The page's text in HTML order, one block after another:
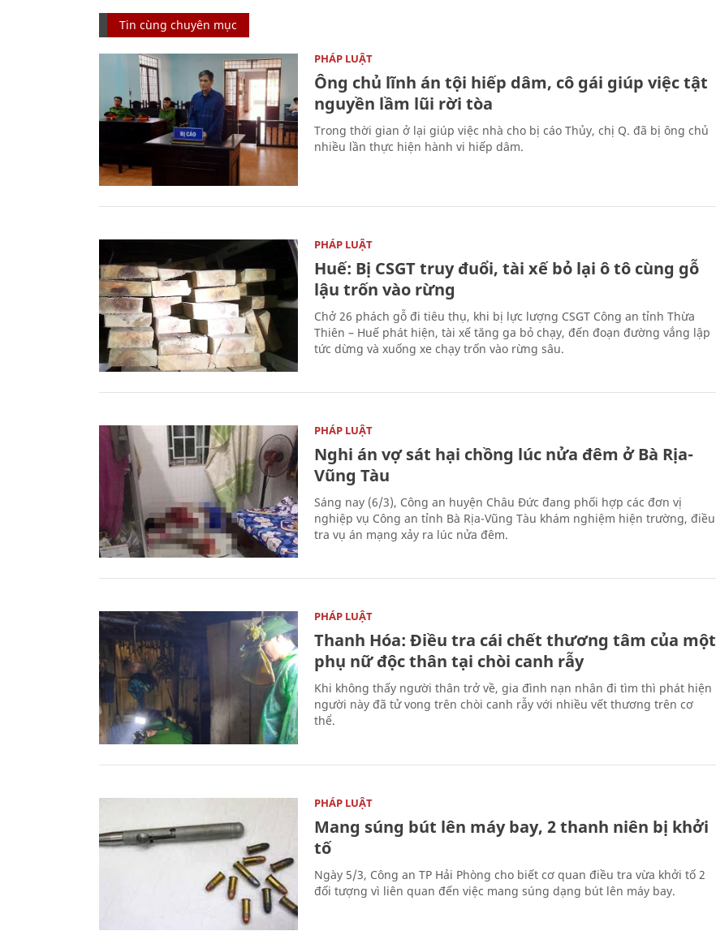
Tin cùng chuyên mục
PHÁP LUẬT
Ông chủ lĩnh án tội hiếp dâm, cô gái giúp việc tật
nguyền lầm lũi rời tòa
Trong thời gian ở lại giúp việc nhà cho bị cáo Thủy, chị Q. đã bị ông chủ
nhiều lần thực hiện hành vi hiếp dâm.
PHÁP LUẬT
Huế: Bị CSGT truy đuổi, tài xế bỏ lại ô tô cùng gỗ
lậu trốn vào rừng
Chở 26 phách gỗ đi tiêu thụ, khi bị lực lượng CSGT Công an tỉnh Thừa
Thiên – Huế phát hiện, tài xế tăng ga bỏ chạy, đến đoạn đường vắng lập
tức dừng và xuống xe chạy trốn vào rừng sâu.
PHÁP LUẬT
Nghi án vợ sát hại chồng lúc nửa đêm ở Bà Rịa-
Vũng Tàu
Sáng nay (6/3), Công an huyện Châu Đức đang phối hợp các đơn vị
nghiệp vụ Công an tỉnh Bà Rịa-Vũng Tàu khám nghiệm hiện trường, điều
tra vụ án mạng xảy ra lúc nửa đêm.
PHÁP LUẬT
Thanh Hóa: Điều tra cái chết thương tâm của một
phụ nữ độc thân tại chòi canh rẫy
Khi không thấy người thân trở về, gia đình nạn nhân đi tìm thì phát hiện
người này đã tử vong trên chòi canh rẫy với nhiều vết thương trên cơ
thể.
PHÁP LUẬT
Mang súng bút lên máy bay, 2 thanh niên bị khởi
tố
Ngày 5/3, Công an TP Hải Phòng cho biết cơ quan điều tra vừa khởi tố 2
đối tượng vì liên quan đến việc mang súng dạng bút lên máy bay.